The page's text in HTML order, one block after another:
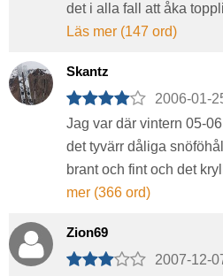
det i alla fall att åka
Läs mer (147 ord)
Skantz
2006-01-
Jag var där vintern 05-
det tyvärr dåliga
brant och fint och det
mer (366 ord)
Zion69
2007-12-